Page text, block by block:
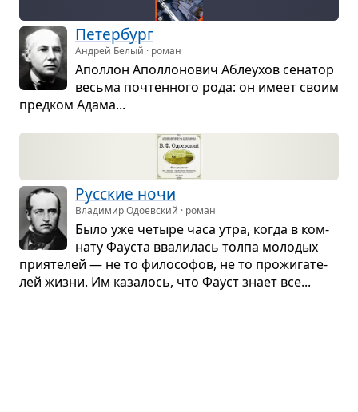
Петер­бург
Андрей Белый · роман
Апол­лон Апол­ло­но­вич Абле­ухов сена­тор
весьма почтен­ного рода: он имеет своим
пред­ком Адама...
Рус­ские ночи
Владимир Одоевский · роман
Было уже четыре часа утра, когда в ком­
нату Фау­ста вва­ли­лась толпа моло­дых
при­я­те­лей — не то фило­со­фов, не то про­жи­га­те­
лей жизни. Им каза­лось, что Фауст знает все...